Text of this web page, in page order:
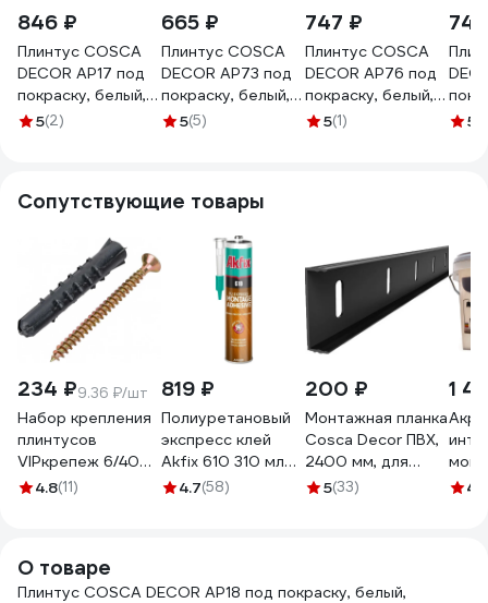
846 ₽
Плинтус COSCA
DECOR AP17 под
покраску, белый,
115x16x2400 мм,
5(2)
665 ₽
Плинтус COSCA
DECOR AP73 под
покраску, белый,
95x10x2400 мм,
5(5)
747 ₽
Плинтус COSCA
DECOR AP76 под
покраску, белый,
100x16x2400 мм,
5(1) 5
Сопутствующие товары
234 ₽9.36 ₽/шт
Набор крепления
плинтусов
VIPкрепеж 6/40
дюбель ежик
4.8(11)
819 ₽
Полиуретановый
экспресс клей
Akfix 610 310 мл
GA400
4.7(58)
200 ₽
Монтажная планка
Cosca Decor ПВХ,
2400 мм, для
плинтуса МДФ
5(33)
1
4.8
О товаре
Плинтус COSCA DECOR AP18 под покраску, белый,